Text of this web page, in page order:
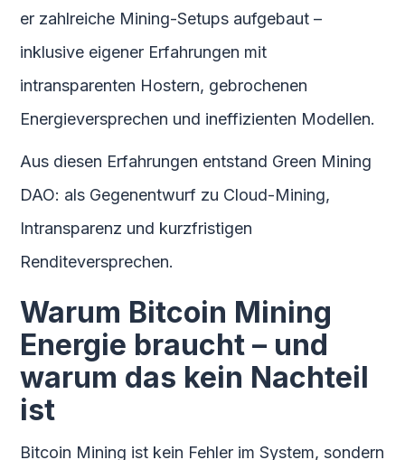
er zahlreiche Mining-Setups aufgebaut –
inklusive eigener Erfahrungen mit
intransparenten Hostern, gebrochenen
Energieversprechen und ineffizienten Modellen.
Aus diesen Erfahrungen entstand Green Mining
DAO: als Gegenentwurf zu Cloud-Mining,
Intransparenz und kurzfristigen
Renditeversprechen.
Warum Bitcoin Mining
Energie braucht – und
warum das kein Nachteil
ist
Bitcoin Mining ist kein Fehler im System, sondern